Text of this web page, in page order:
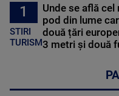
1
STIRI
TURISM
Unde se află cel
pod din lume
două țări
3 metri și două